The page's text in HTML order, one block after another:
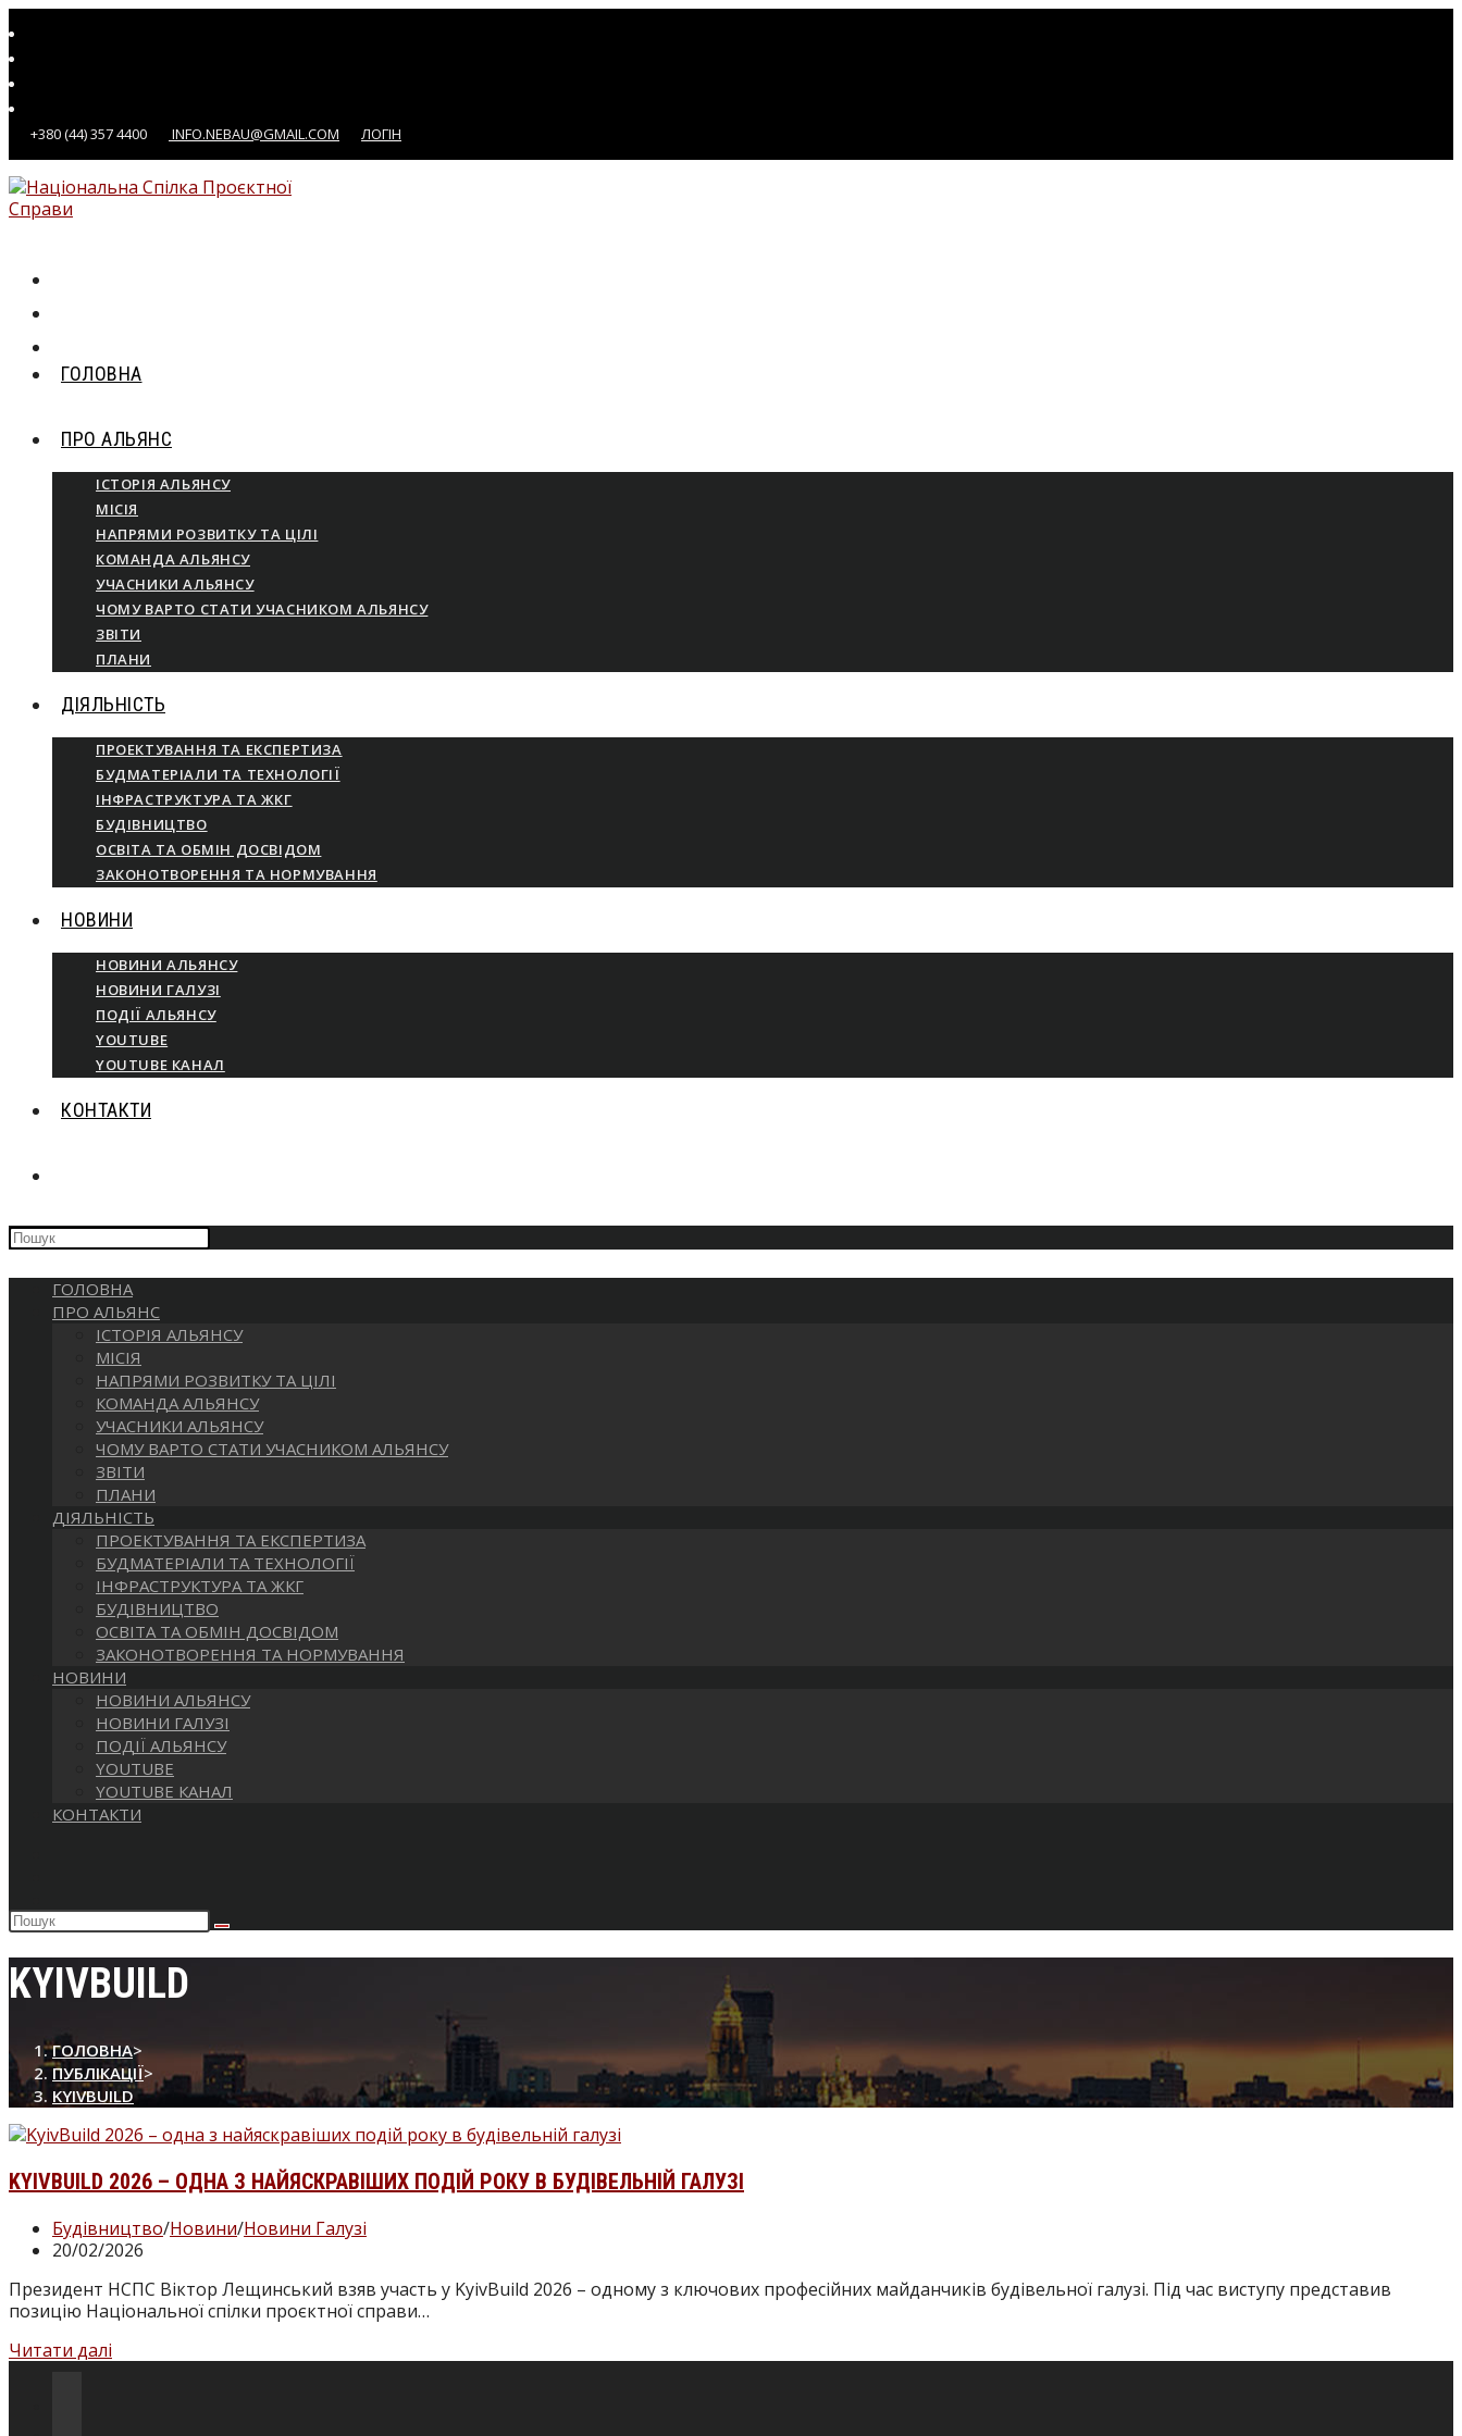
до
вмісту
+380 (44) 357 4400 INFO.NEBAU@GMAIL.COM ЛОГІН
ГОЛОВНА
ПРО АЛЬЯНС
ІСТОРІЯ АЛЬЯНСУ
МІСІЯ
НАПРЯМИ РОЗВИТКУ ТА ЦІЛІ
КОМАНДА АЛЬЯНСУ
УЧАСНИКИ АЛЬЯНСУ
ЧОМУ ВАРТО СТАТИ УЧАСНИКОМ АЛЬЯНСУ
ЗВІТИ
ПЛАНИ
ДІЯЛЬНІСТЬ
ПРОЕКТУВАННЯ ТА ЕКСПЕРТИЗА
БУДМАТЕРІАЛИ ТА ТЕХНОЛОГІЇ
ІНФРАСТРУКТУРА ТА ЖКГ
БУДІВНИЦТВО
ОСВІТА ТА ОБМІН ДОСВІДОМ
ЗАКОНОТВОРЕННЯ ТА НОРМУВАННЯ
НОВИНИ
НОВИНИ АЛЬЯНСУ
НОВИНИ ГАЛУЗІ
ПОДІЇ АЛЬЯНСУ
YOUTUBE
YOUTUBE КАНАЛ
КОНТАКТИ
НА
ВЕБ-
САЙТІ
Press
Escape
to
search
ГОЛОВНА
ПРО АЛЬЯНС
ІСТОРІЯ АЛЬЯНСУ
МІСІЯ
НАПРЯМИ РОЗВИТКУ ТА ЦІЛІ
КОМАНДА АЛЬЯНСУ
УЧАСНИКИ АЛЬЯНСУ
ЧОМУ ВАРТО СТАТИ УЧАСНИКОМ АЛЬЯНСУ
ЗВІТИ
ПЛАНИ
ДІЯЛЬНІСТЬ
ПРОЕКТУВАННЯ ТА ЕКСПЕРТИЗА
БУДМАТЕРІАЛИ ТА ТЕХНОЛОГІЇ
ІНФРАСТРУКТУРА ТА ЖКГ
БУДІВНИЦТВО
ОСВІТА ТА ОБМІН ДОСВІДОМ
ЗАКОНОТВОРЕННЯ ТА НОРМУВАННЯ
НОВИНИ
НОВИНИ АЛЬЯНСУ
НОВИНИ ГАЛУЗІ
ПОДІЇ АЛЬЯНСУ
YOUTUBE
YOUTUBE КАНАЛ
КОНТАКТИ
Пошук
на
сайті
KYIVBUILD
ГОЛОВНА>
ПУБЛІКАЦІЇ>
KYIVBUILD
KYIVBUILD 2026 – ОДНА З НАЙЯСКРАВІШИХ ПОДІЙ РОКУ В БУДІВЕЛЬНІЙ ГАЛУЗІ
Категорія
запису:
Будівництво/Новини/Новини Галузі
Запис
20/02/2026
Президент НСПС Віктор Лещинський взяв участь у KyivBuild 2026 – одному з ключових професійних майданчиків будівельної галузі. Під час виступу представив
позицію Національної спілки проєктної справи…
Читати далі